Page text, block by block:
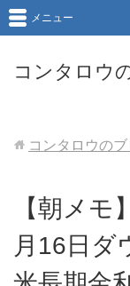
コンタロウ
メニュー
コンタロウの
【朝メ
月16日ダ